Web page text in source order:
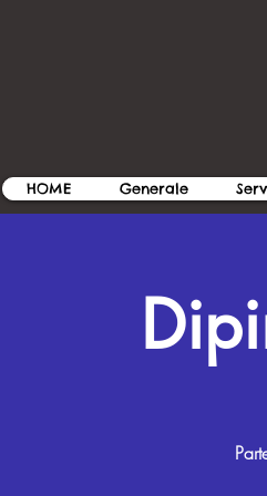
HOME Generale